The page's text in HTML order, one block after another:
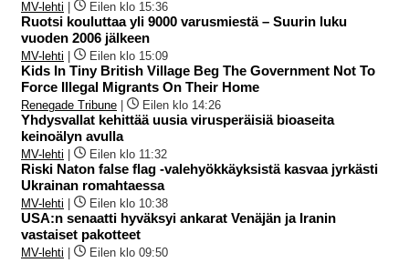
MV-lehti Eilen klo 15:36
Ruotsi kouluttaa yli 9000 varusmiestä – Suurin luku
vuoden 2006 jälkeen
MV-lehti Eilen klo 15:09
Kids In Tiny British Village Beg The Government Not To
Force Illegal Migrants On Their Home
Renegade Tribune Eilen klo 14:26
Yhdysvallat kehittää uusia virusperäisiä bioaseita
keinoälyn avulla
MV-lehti Eilen klo 11:32
Riski Naton false flag -valehyökkäyksistä kasvaa jyrkästi
Ukrainan romahtaessa
MV-lehti Eilen klo 10:38
USA:n senaatti hyväksyi ankarat Venäjän ja Iranin
vastaiset pakotteet
MV-lehti Eilen klo 09:50